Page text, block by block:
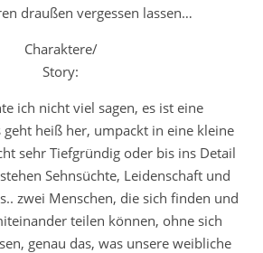
draußen vergessen lassen…
Charaktere/
Story:
ich nicht viel sagen, es ist eine
geht heiß her, umpackt in eine kleine
sehr Tiefgründig oder bis ins Detail
Sehnsüchte, Leidenschaft und
zwei Menschen, die sich finden und
teilen können, ohne sich
genau das, was unsere weibliche